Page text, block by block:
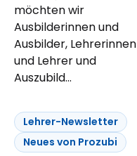
möchten wir
Ausbilderinnen und
Ausbilder, Lehrerinnen
und Lehrer und
Auszubild...
Lehrer-Newsletter
Neues von Prozubi